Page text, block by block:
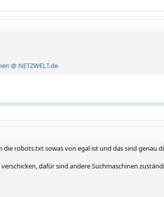
@ NETZWELT.de
die robots.txt sowas von egal ist und das sind genau
dafür sind andere Suchmaschinen